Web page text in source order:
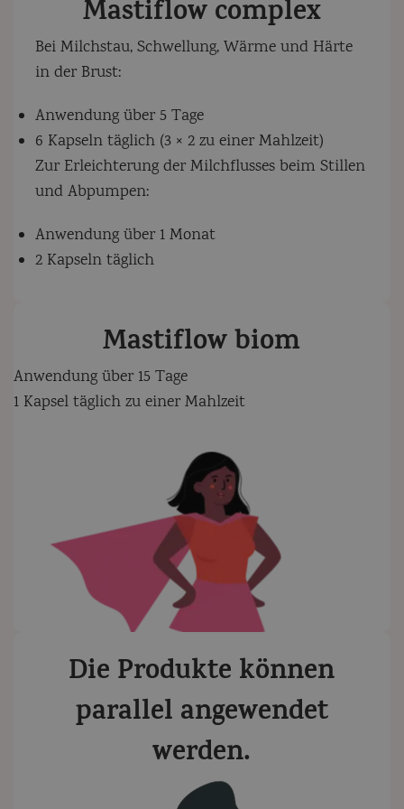
Mastiflow complex
Bei Milchstau, Schwellung, Wärme und Härte
in der Brust:
Anwendung über 5 Tage
6 Kapseln täglich (3 × 2 zu einer Mahlzeit)
Zur Erleichterung der Milchflusses beim Stillen
und Abpumpen:
Anwendung über 1 Monat
2 Kapseln täglich
Mastiflow biom
Anwendung über 15 Tage
1 Kapsel täglich zu einer Mahlzeit
Die Produkte können
parallel angewendet
werden.